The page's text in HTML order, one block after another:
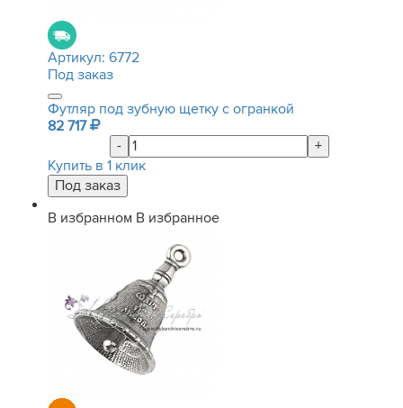
Артикул: 6772
Под заказ
Футляр под зубную щетку с огранкой
82 717
-
+
Купить в 1 клик
В избранном В избранное